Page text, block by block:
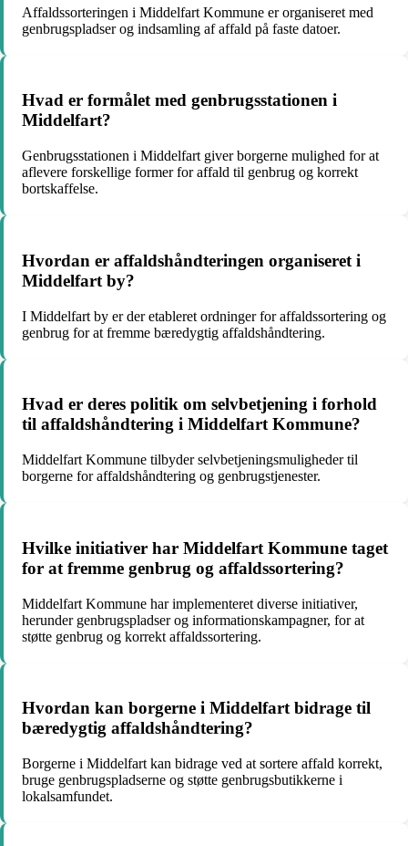
Affaldssorteringen i Middelfart Kommune er organiseret med
genbrugspladser og indsamling af affald på faste datoer.
Hvad er formålet med genbrugsstationen i
Middelfart?
Genbrugsstationen i Middelfart giver borgerne mulighed for at
aflevere forskellige former for affald til genbrug og korrekt
bortskaffelse.
Hvordan er affaldshåndteringen organiseret i
Middelfart by?
I Middelfart by er der etableret ordninger for affaldssortering og
genbrug for at fremme bæredygtig affaldshåndtering.
Hvad er deres politik om selvbetjening i forhold
til affaldshåndtering i Middelfart Kommune?
Middelfart Kommune tilbyder selvbetjeningsmuligheder til
borgerne for affaldshåndtering og genbrugstjenester.
Hvilke initiativer har Middelfart Kommune taget
for at fremme genbrug og affaldssortering?
Middelfart Kommune har implementeret diverse initiativer,
herunder genbrugspladser og informationskampagner, for at
støtte genbrug og korrekt affaldssortering.
Hvordan kan borgerne i Middelfart bidrage til
bæredygtig affaldshåndtering?
Borgerne i Middelfart kan bidrage ved at sortere affald korrekt,
bruge genbrugspladserne og støtte genbrugsbutikkerne i
lokalsamfundet.